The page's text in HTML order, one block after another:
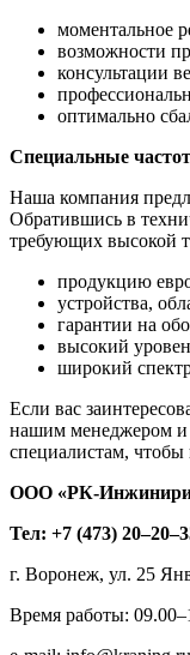
моментальное
возможности
консультации
оптимально
Специальные
Наша компания
Обратившись в
требующих высокой
продукцию
устройства,
гарантии на
высокий
широкий
Если вас
нашим менеджером и
специалистам,
ООО «РК-
Тел: +7 (473)
г. Воронеж, ул. 25
Время работы: